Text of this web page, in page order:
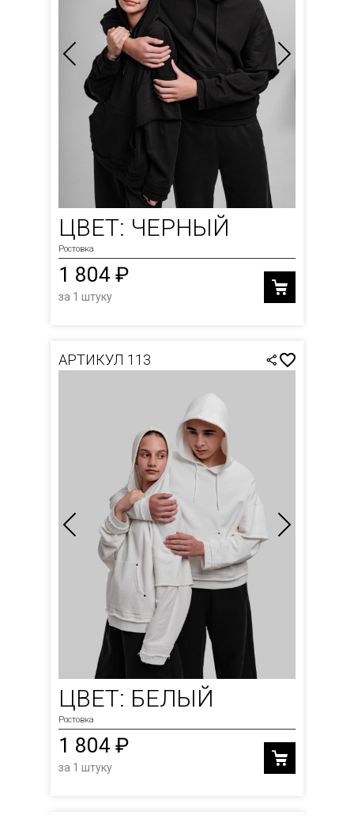
ЦВЕТ: ЧЕРНЫЙ
Ростовка
1 804 ₽
за 1 штуку
АРТИКУЛ 113
ЦВЕТ: БЕЛЫЙ
Ростовка
1 804 ₽
за 1 штуку